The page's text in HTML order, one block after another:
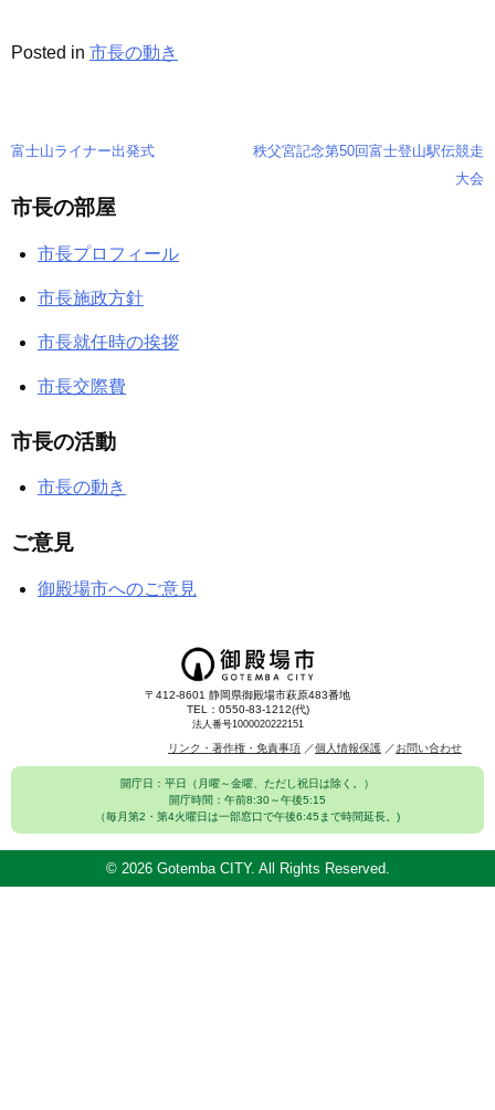
Posted in 市長の動き
投
稿
ョ
ン
富士山ライナー出発式
秩父宮記念第50回富士登山駅伝競走
大会
市長の部屋
市長プロフィール
市長施政方針
市長就任時の挨拶
市長交際費
市長の活動
市長の動き
ご意見
御殿場市へのご意見
〒412-8601 静岡県御殿場市萩原483番地
TEL：0550-83-1212(代)
法人番号1000020222151
リンク・著作権・免責事項 個人情報保護 お問い合わせ
開庁日：平日（月曜～金曜、ただし祝日は除く。）
開庁時間：午前8:30～午後5:15
（毎月第2・第4火曜日は一部窓口で午後6:45まで時間延長。)
© 2026 Gotemba CITY. All Rights Reserved.